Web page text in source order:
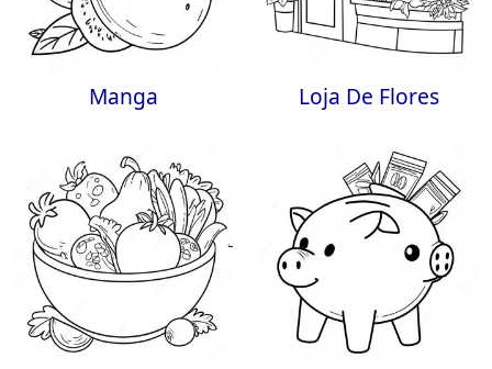
Manga Loja De Flores